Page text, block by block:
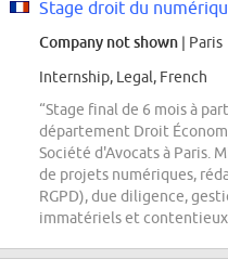
Company not shown | Paris
Internship, Legal, French
“Stage final de 6 mois à
département Droit
Société d'Avocats à Paris.
de projets numériques,
RGPD), due diligence,
immatériels et